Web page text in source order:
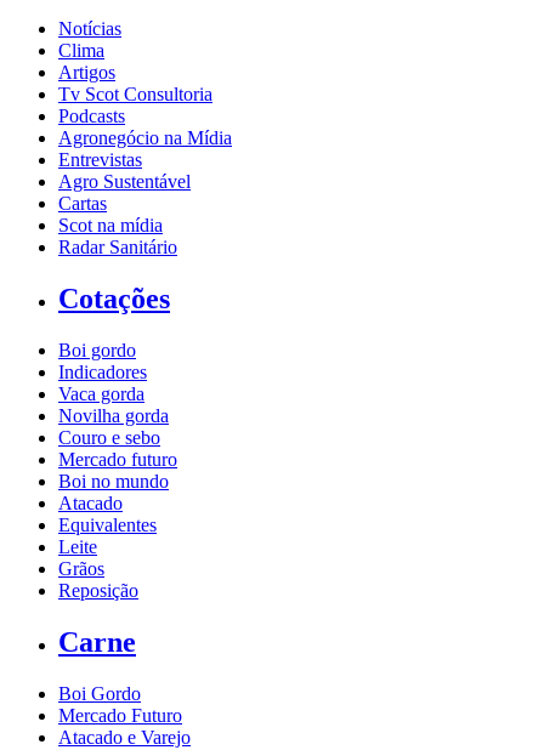
Notícias
Clima
Artigos
Tv Scot Consultoria
Podcasts
Agronegócio na Mídia
Entrevistas
Agro Sustentável
Cartas
Scot na mídia
Radar Sanitário
Cotações
Boi gordo
Indicadores
Vaca gorda
Novilha gorda
Couro e sebo
Mercado futuro
Boi no mundo
Atacado
Equivalentes
Leite
Grãos
Reposição
Carne
Boi Gordo
Mercado Futuro
Atacado e Varejo